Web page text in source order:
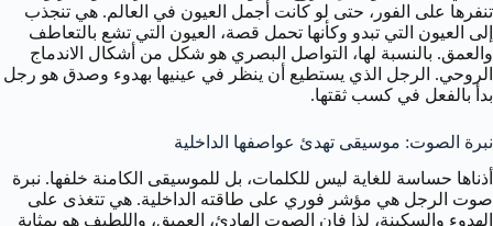
تنفرها على الفور، حتى لو كانت أجمل العيون في العالم. هي تنجذب
إلى العيون التي تبدو وكأنها تحمل قصة، العيون التي تشع بالتعاطف
والعمق. بالنسبة لها، التواصل البصري هو شكل من أشكال الاندماج
الروحي. الرجل الذي يستطيع أن ينظر في عينيها بهدوء وصدق هو رجل
بدأ بالفعل في كسب ثقتها.
نبرة الصوت: موسيقى تهدئ عواصفها الداخلية
أذناها حساسة للغاية ليس للكلمات، بل للموسيقى الكامنة خلفها. نبرة
صوت الرجل هي مؤشر فوري على طاقته الداخلية. هي تتغذى على
الهدوء والسكينة، لذا فإن الصوت الهادئ، العميق، واللطيف هو بمثابة